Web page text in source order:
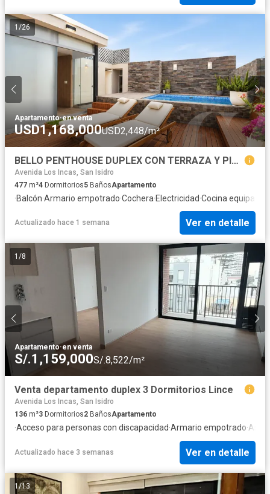
1 /26
Apartamento·en venta
USD1,168,000USD2,448/m²
BELLO PENTHOUSE DUPLEX CON TERRAZA Y PISCINA, MIRAFLORES LIMITE SAN ISIDRO
Avenida Los Incas, San Isidro
477 m²4 Dormitorios5 BañosApartamento
·Balcón·Armario empotrado·Cochera·Electricidad·Cocina equipada
Actualizado hace 1 semana Ver en detalle
1 /8
Apartamento·en venta
S/.1,159,000S/.8,522/m²
Venta departamento duplex 3 Dormitorios Lince
Avenida Los Incas, San Isidro
136 m²3 Dormitorios2 BañosApartamento
·Acceso para personas con discapacidad·Armario empotrado·
Actualizado hace 3 semanas Ver en detalle
1/13